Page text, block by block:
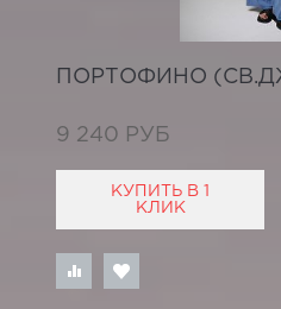
ПОРТОФИНО
9 240 РУБ
КУПИТЬ В 1
КЛИК